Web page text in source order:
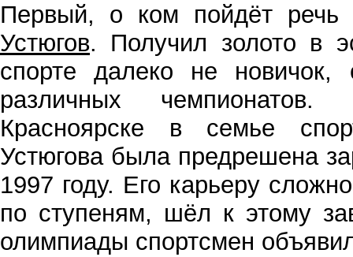
Первый, о ком пойдёт речь
Устюгов. Получил золото в
спорте далеко не новичок,
различных
Красноярске в семье
Устюгова была предрешена
1997 году. Его карьеру
по ступеням, шёл к этому
олимпиады спортсмен